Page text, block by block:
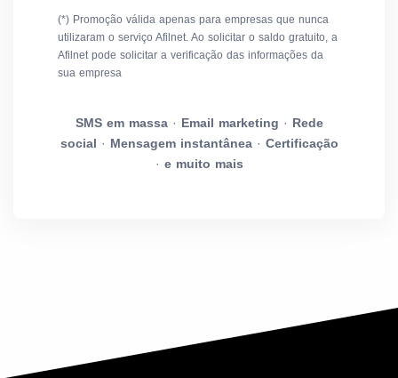
(*) Promoção válida apenas para empresas que nunca
utilizaram o serviço Afilnet. Ao solicitar o saldo gratuito, a
Afilnet pode solicitar a verificação das informações da
sua empresa
SMS em massa· Email marketing · Rede
social · Mensagem instantânea· Certificação
· e muito mais